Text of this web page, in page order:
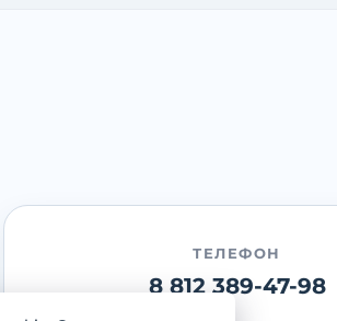
ТЕЛЕФОН
8 812 389-47-98